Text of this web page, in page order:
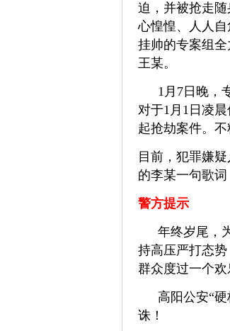
迫，并被抢走随
心惶惶、人人自
挂帅的专案组全
王某。
1月7日晚，
对于1月1日凌
起抢劫案件。 不
目前，犯罪嫌
的李某一句歌词
警方提示
年终岁尾，
持高压严打态
群众度过一个欢
高阳公安“硬
诛！